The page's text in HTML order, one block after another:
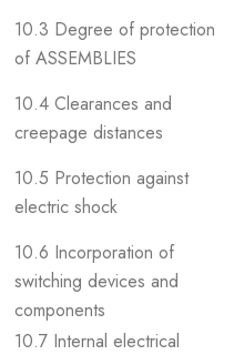
10.3 Degree of protection
of ASSEMBLIES
10.4 Clearances and
creepage distances
10.5 Protection against
electric shock
10.6 Incorporation of
switching devices and
components
10.7 Internal electrical